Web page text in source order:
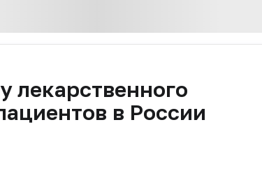
лекарственного
в России